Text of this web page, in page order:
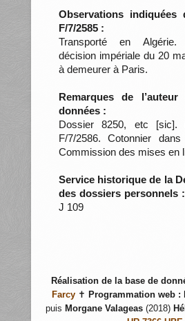
Observations indiquées
F/7/2585 :
Transporté en
décision impériale du 20
à demeurer à Paris.
Remarques de
données :
Dossier 8250, etc [sic].
F/7/2586. Cotonnier
Commission des mises en
Service historique de la
des dossiers personnels
J 109
Réalisation de la base de
Farcy ✝ Programmation web :
puis Morgane Valageas (2018)